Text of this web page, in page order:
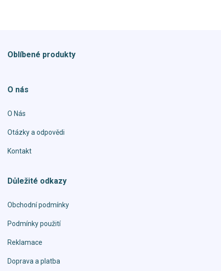
Oblíbené produkty
O nás
O Nás
Otázky a odpovědi
Kontakt
Důležité odkazy
Obchodní podmínky
Podmínky použití
Reklamace
Doprava a platba